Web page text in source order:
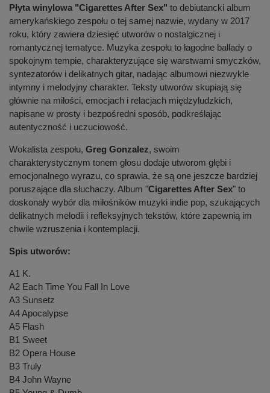
Płyta winylowa "Cigarettes After Sex" to debiutancki album
amerykańskiego zespołu o tej samej nazwie, wydany w 2017
roku, który zawiera dziesięć utworów o nostalgicznej i
romantycznej tematyce. Muzyka zespołu to łagodne ballady o
spokojnym tempie, charakteryzujące się warstwami smyczków,
syntezatorów i delikatnych gitar, nadając albumowi niezwykle
intymny i melodyjny charakter. Teksty utworów skupiają się
głównie na miłości, emocjach i relacjach międzyludzkich,
napisane w prosty i bezpośredni sposób, podkreślając
autentyczność i uczuciowość.
Wokalista zespołu, Greg Gonzalez, swoim
charakterystycznym tonem głosu dodaje utworom głębi i
emocjonalnego wyrazu, co sprawia, że są one jeszcze bardziej
poruszające dla słuchaczy. Album "Cigarettes After Sex" to
doskonały wybór dla miłośników muzyki indie pop, szukających
delikatnych melodii i refleksyjnych tekstów, które zapewnią im
chwile wzruszenia i kontemplacji.
Spis utworów:
A1 K.
A2 Each Time You Fall In Love
A3 Sunsetz
A4 Apocalypse
A5 Flash
B1 Sweet
B2 Opera House
B3 Truly
B4 John Wayne